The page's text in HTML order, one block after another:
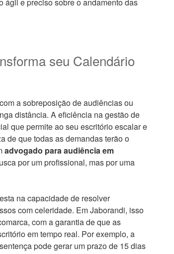
seu Calendário
a sobreposição de audiências ou
distância. A eficiência na gestão de
que permite ao seu escritório escalar e
de que todas as demandas terão o
advogado para audiência em
por um profissional, mas por uma
na capacidade de resolver
com celeridade. Em Jaborandi, isso
com a garantia de que as
em tempo real. Por exemplo, a
pode gerar um prazo de 15 dias